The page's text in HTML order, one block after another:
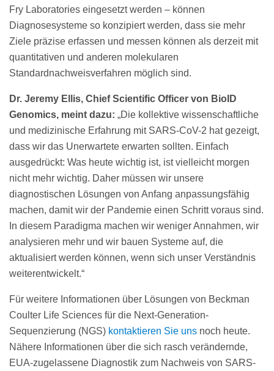
Fry Laboratories eingesetzt werden – können
Diagnosesysteme so konzipiert werden, dass sie mehr
Ziele präzise erfassen und messen können als derzeit mit
quantitativen und anderen molekularen
Standardnachweisverfahren möglich sind.
Dr. Jeremy Ellis, Chief Scientific Officer von BioID
Genomics, meint dazu: „Die kollektive wissenschaftliche
und medizinische Erfahrung mit SARS-CoV-2 hat gezeigt,
dass wir das Unerwartete erwarten sollten. Einfach
ausgedrückt: Was heute wichtig ist, ist vielleicht morgen
nicht mehr wichtig. Daher müssen wir unsere
diagnostischen Lösungen von Anfang anpassungsfähig
machen, damit wir der Pandemie einen Schritt voraus sind.
In diesem Paradigma machen wir weniger Annahmen, wir
analysieren mehr und wir bauen Systeme auf, die
aktualisiert werden können, wenn sich unser Verständnis
weiterentwickelt.“
Für weitere Informationen über Lösungen von Beckman
Coulter Life Sciences für die Next-Generation-
Sequenzierung (NGS) kontaktieren Sie uns noch heute.
Nähere Informationen über die sich rasch verändernde,
EUA-zugelassene Diagnostik zum Nachweis von SARS-